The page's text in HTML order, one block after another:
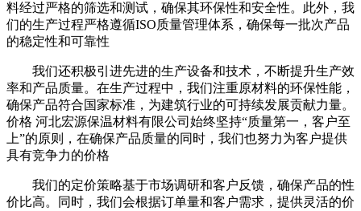
料经过严格的筛选和测试，确保其环保性和安全性。此外，我
们的生产过程严格遵循ISO质量管理体系，确保每一批次产品
的稳定性和可靠性
我们还积极引进先进的生产设备和技术，不断提升生产效
率和产品质量。在生产过程中，我们注重原材料的环保性能，
确保产品符合国家标准，为建筑行业的可持续发展贡献力量。
价格 河北宏源保温材料有限公司始终坚持“质量第一，客户至
上”的原则，在确保产品质量的同时，我们也努力为客户提供
具有竞争力的价格
我们的定价策略基于市场调研和客户反馈，确保产品的性
价比高。同时，我们会根据订单量和客户需求，提供灵活的价